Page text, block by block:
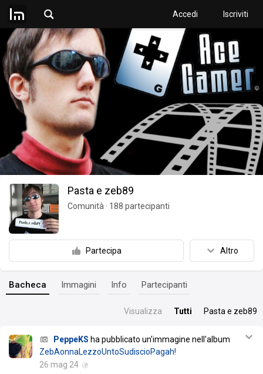
Accedi Iscriviti
Pasta e zeb89
Comunità · 188 partecipanti
Partecipa Altro
Bacheca Immagini Info Partecipanti
Visualizza Tutti Pasta e zeb89
PeppeKS ha pubblicato un'immagine nell'album
ZebAonnaLezzoUntoSudiscioPagah!
26 mag 24